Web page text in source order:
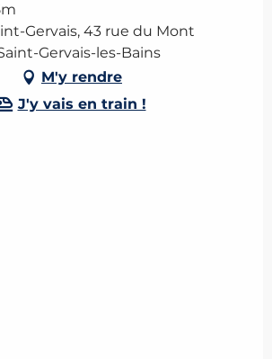
Gervais, 43 rue du Mont
Gervais-les-Bains
M'y rendre
J'y vais en train !